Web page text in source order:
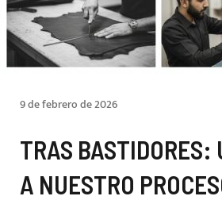
9 de febrero de 2026
TRAS BASTIDORES:
A NUESTRO